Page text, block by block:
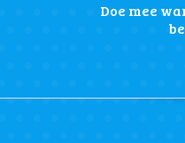
Doe mee